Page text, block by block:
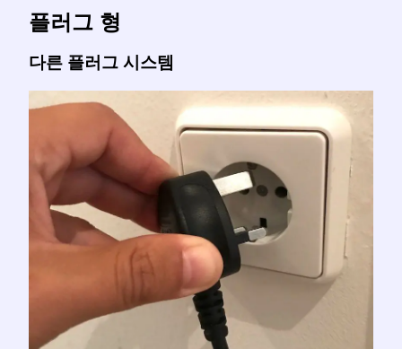
플러그 형
다른 플러그 시스템